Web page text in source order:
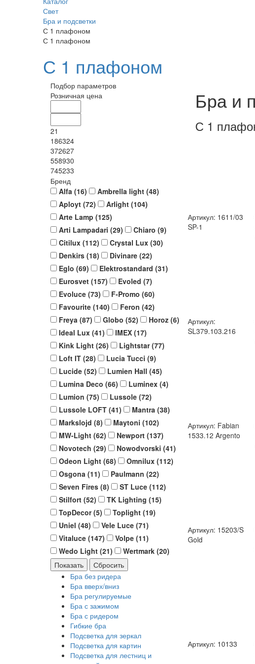
Свет
Бра и подсветки
С 1 плафоном
С 1 плафоном
С 1 плафоном
Подбор параметров
Розничная цена
21
186324
372627
558930
745233
Бренд
Alfa (16) Ambrella light (48)
Aployt (72) Arlight (104)
Arte Lamp (125)
Arti Lampadari (29) Chiaro (9)
Citilux (112) Crystal Lux (30)
Denkirs (18) Divinare (22)
Eglo (69) Elektrostandard (31)
Eurosvet (157) Evoled (7)
Evoluce (73) F-Promo (60)
Favourite (140) Feron (42)
Freya (87) Globo (52) Horoz (6)
Ideal Lux (41) IMEX (17)
Kink Light (26) Lightstar (77)
Loft IT (28) Lucia Tucci (9)
Lucide (52) Lumien Hall (45)
Lumina Deco (66) Luminex (4)
Lumion (75) Lussole (72)
Lussole LOFT (41) Mantra (38)
Markslojd (8) Maytoni (102)
MW-Light (62) Newport (137)
Novotech (29) Nowodvorski (41)
Odeon Light (68) Omnilux (112)
Osgona (11) Paulmann (22)
Seven Fires (8) ST Luce (112)
Stilfort (52) TK Lighting (15)
TopDecor (5) Toplight (19)
Uniel (48) Vele Luce (71)
Vitaluce (147) Volpe (11)
Wedo Light (21) Wertmark (20)
Бра без ридера
Бра вверх/вниз
Бра регулируемые
Бра с зажимом
Бра с ридером
Гибкие бра
Подсветка для зеркал
Подсветка для картин
Подсветка для лестниц и
Бра и
С 1
Артикул: 1611/03
SP-1
Артикул:
SL379.103.216
Артикул: Fabian
1533.12 Argento
Артикул: 15203/S
Gold
Артикул: 10133